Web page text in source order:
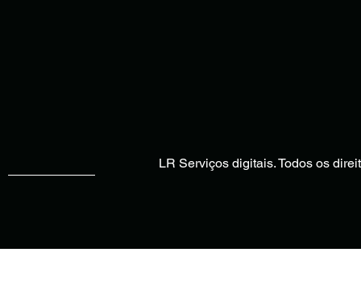
LR Serviços digitais. Todos os